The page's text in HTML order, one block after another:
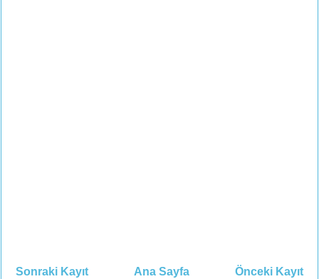
Sonraki Kayıt Önceki Kayıt
Ana Sayfa